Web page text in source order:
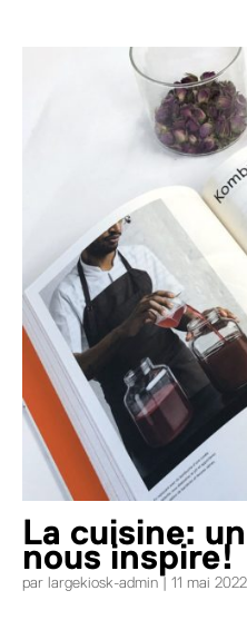
La cuisine:
nous inspire!
par largekiosk-admin| 11 mai 2022